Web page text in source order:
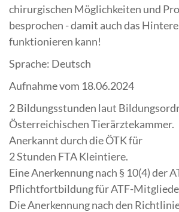
chirurgischen Möglichkeiten und
besprochen - damit auch das
funktionieren kann!
Sprache: Deutsch
Aufnahme vom 18.06.2024
2 Bildungsstunden laut
Österreichischen Tierärztekammer.
Anerkannt durch die ÖTK für
2 Stunden FTA Kleintiere.
Eine Anerkennung nach § 10(4) der
Pflichtfortbildung für ATF-
Die Anerkennung nach den